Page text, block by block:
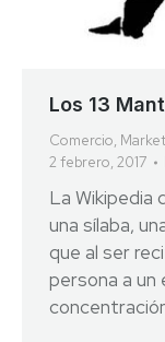
Los 13
Comercio,
2 febrero, 2017
La Wikipedia
una sílaba,
que al ser
persona a